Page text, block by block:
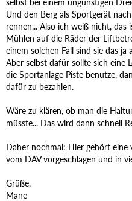
Und den Berg als Sportgerät
rennen... Also ich weiß nicht,
Mühlen auf die Räder der
einem solchen Fall sind sie das ja
Aber selbst dafür sollte sich eine
die Sportanlage Piste benutze,
dafür zu bezahlen.
Wäre zu klären, ob man die
müsste... Das wird dann schnell
Daher nochmal: Hier gehört eine
vom DAV vorgeschlagen und in
Grüße,
Mane